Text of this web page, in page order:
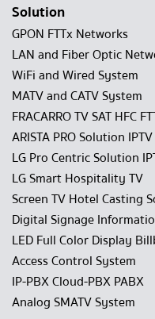
Solution
GPON FTTx Networks
LAN and Fiber Optic
WiFi and Wired System
MATV and CATV System
FRACARRO TV SAT HFC
ARISTA PRO Solution
LG Pro Centric Solution
LG Smart Hospitality TV
Screen TV Hotel Casting
Digital Signage
LED Full Color Display
Access Control System
IP-PBX Cloud-PBX PABX
Analog SMATV System